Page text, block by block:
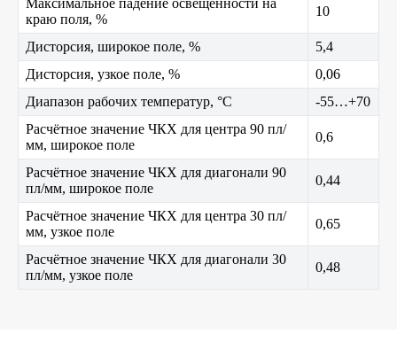
Максимальное падение освещенности на
краю поля, %
10
Дисторсия, широкое поле, %
5,4
Дисторсия, узкое поле, %
0,06
Диапазон рабочих температур, °C
-55…+70
Расчётное значение ЧКХ для центра 90 пл/
мм, широкое поле
0,6
Расчётное значение ЧКХ для диагонали 90
пл/мм, широкое поле
0,44
Расчётное значение ЧКХ для центра 30 пл/
мм, узкое поле
0,65
Расчётное значение ЧКХ для диагонали 30
пл/мм, узкое поле
0,48